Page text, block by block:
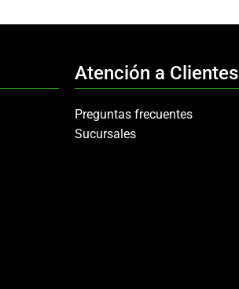
Atención a Clientes
Preguntas frecuentes
Sucursales